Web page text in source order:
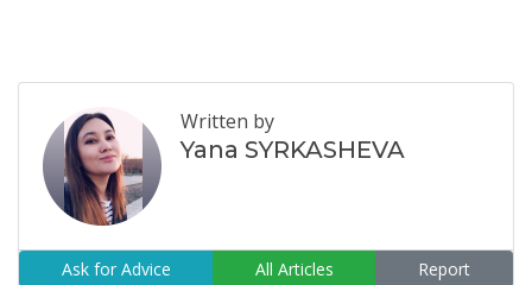
Written by
Yana SYRKASHEVA
Ask for Advice All Articles Report